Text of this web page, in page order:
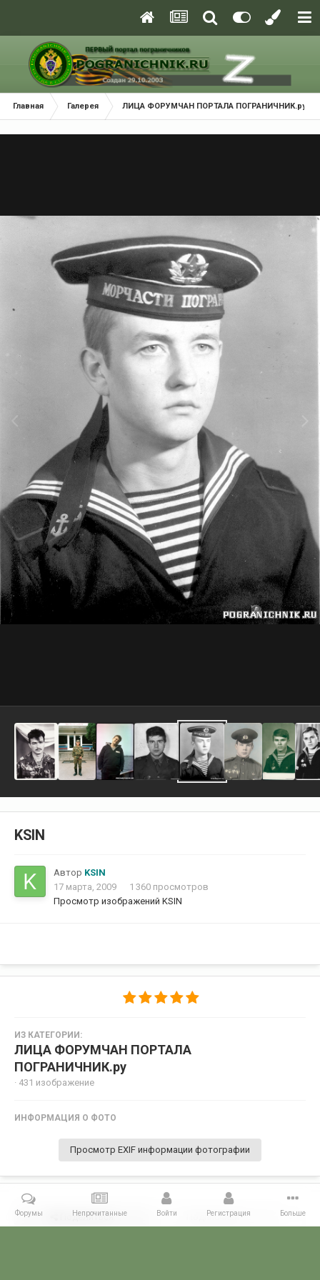
Главная Галерея ЛИЦА ФОРУМЧАН ПОРТАЛА ПОГРАНИЧНИК.ру
KSIN
Автор KSIN
17 марта, 2009
1 360 просмотров
Просмотр изображений KSIN
ИЗ КАТЕГОРИИ:
ЛИЦА ФОРУМЧАН ПОРТАЛА
ПОГРАНИЧНИК.ру
· 431 изображение
ИНФОРМАЦИЯ О ФОТО
Просмотр EXIF информации фотографии
Поделиться Подписчики 0
Форумы Непрочитанные Войти Регистрация Больше